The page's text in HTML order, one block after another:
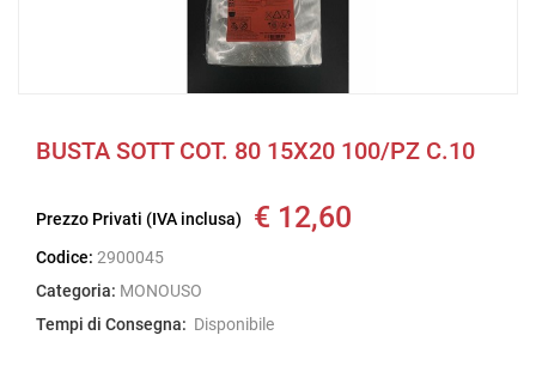
BUSTA SOTT COT. 80 15X20 100/PZ C.10
Prezzo Privati (IVA inclusa) € 12,60
Codice: 2900045
Categoria: MONOUSO
Tempi di Consegna: Disponibile